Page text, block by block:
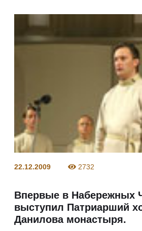
22.12.2009 2732
Впервые в Набережных
выступил Патриарший
Данилова монастыря.